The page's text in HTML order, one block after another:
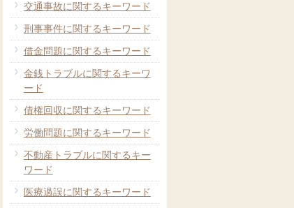
交通事故に関するキーワード
刑事事件に関するキーワード
借金問題に関するキーワード
金銭トラブルに関するキーワ
ード
債権回収に関するキーワード
労働問題に関するキーワード
不動産トラブルに関するキー
ワード
医療過誤に関するキーワード